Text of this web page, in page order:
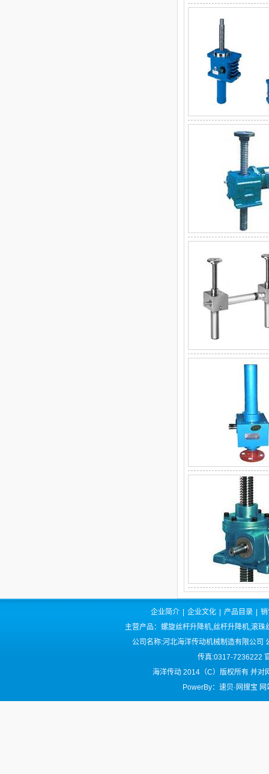
企业简介 企业文化 产品目录
主营产品：螺旋丝杆升降机,丝杆升降机,滚
公司名称:河北海洋传动机械制造有限公
传真:0317-7236222
海洋传动 2014（C）版权所有 并
PowerBy：速贝·网搜宝